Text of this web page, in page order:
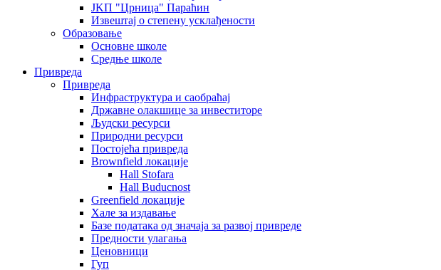
ЈKП "Црница" Параћин
Извештај о степену усклађености
Образовање
Основне школе
Средње школе
Привреда
Привреда
Инфраструктура и саобраћај
Државне олакшице за инвеститоре
Људски ресурси
Природни ресурси
Постојећа привреда
Brownfield локације
Hall Stofara
Hall Buducnost
Greenfield локације
Хале за издавање
Базе података од значаја за развој привреде
Предности улагања
Ценовници
Гуп